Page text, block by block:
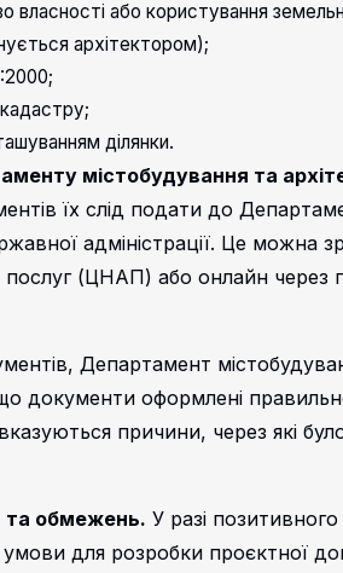
або користування
архітектором);
ділянки.
містобудування та
їх слід подати до
адміністрації. Це можна
(ЦНАП) або онлайн через
Департамент
документи оформлені
причини, через які
та обмежень. У разі
для розробки проєктної